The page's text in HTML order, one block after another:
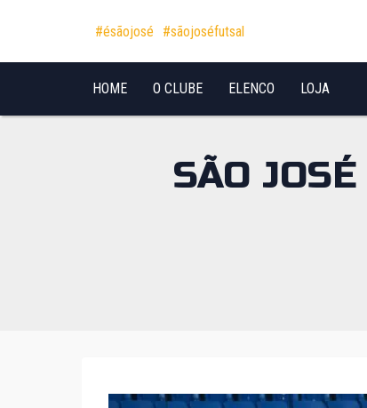
Pular para o conteúdo
#ésãojosé #sãojoséfutsal
HOME O CLUBE ELENCO LOJA
SÃO